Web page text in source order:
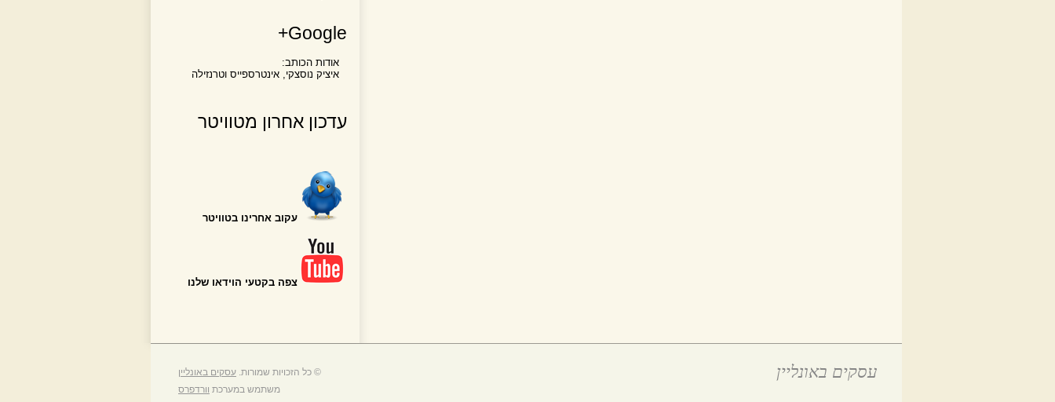
Google+
אודות הכותב:
איציק נוסצקי, אינטרספייס וטרנזילה
עדכון אחרון מטוויטר
עקוב אחרינו בטוויטר
צפה בקטעי הוידאו שלנו
עסקים באונליין © כל הזכויות שמורות. עסקים באונליין
משתמש במערכת וורדפרס